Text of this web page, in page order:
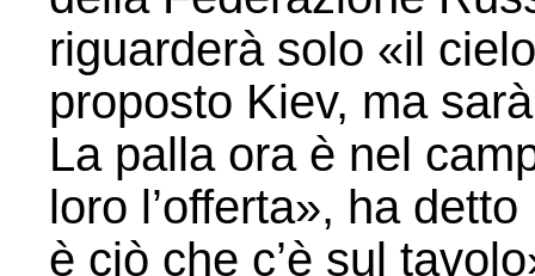
riguarderà solo «il
proposto Kiev, ma
La palla ora è nel
loro l’offerta», ha
è ciò che c’è sul